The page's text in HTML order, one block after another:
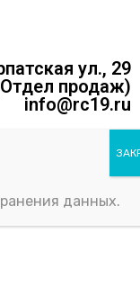
ул., 29
продаж)
info@rc19.ru
файлов
данных.